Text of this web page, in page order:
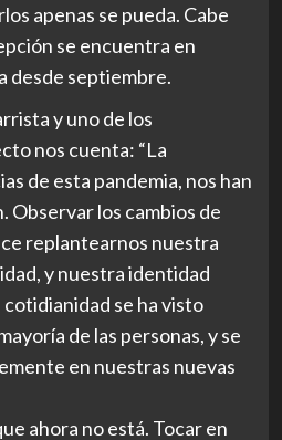
apenas se pueda. Cabe
se encuentra en
desde septiembre.
y uno de los
nos cuenta: “La
de esta pandemia, nos han
Observar los cambios de
replantearnos nuestra
y nuestra identidad
se ha visto
de las personas, y se
en nuestras nuevas
ahora no está. Tocar en